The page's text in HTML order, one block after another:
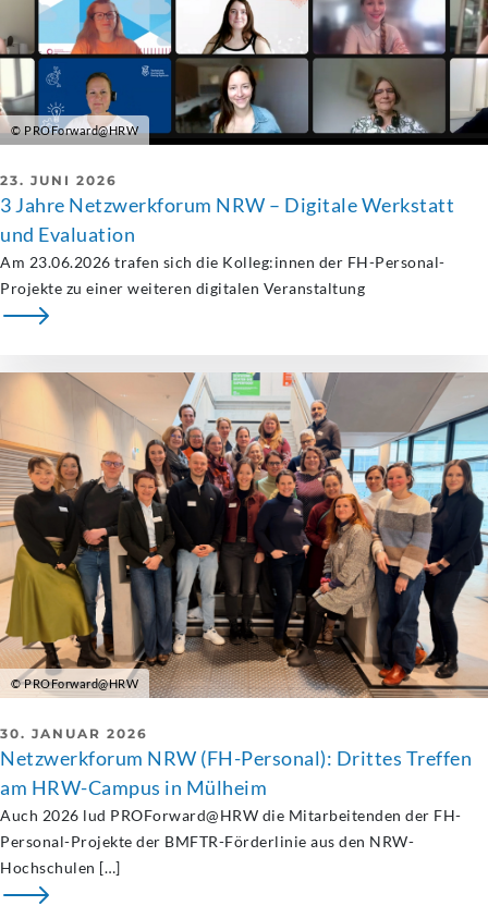
© PROForward@HRW
23. JUNI 2026
3 Jahre Netzwerkforum NRW – Digitale Werkstatt
und Evaluation
Am 23.06.2026 trafen sich die Kolleg:innen der FH-Personal-
Projekte zu einer weiteren digitalen Veranstaltung
© PROForward@HRW
30. JANUAR 2026
Netzwerkforum NRW (FH-Personal): Drittes Treffen
am HRW-Campus in Mülheim
Auch 2026 lud PROForward@HRW die Mitarbeitenden der FH-
Personal-Projekte der BMFTR-Förderlinie aus den NRW-
Hochschulen […]